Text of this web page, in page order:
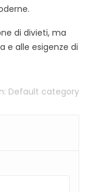
di divieti, ma
e alle esigenze di
Default category